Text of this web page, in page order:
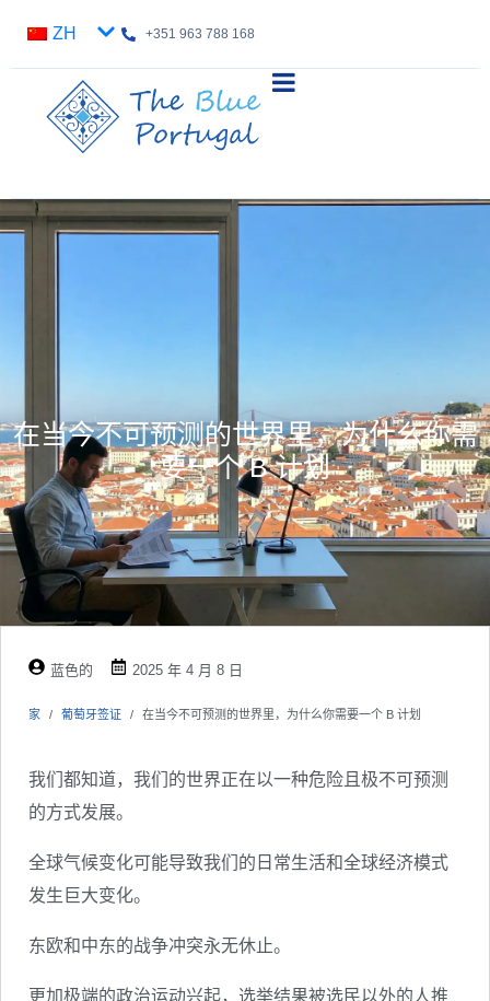
ZH +351 963 788 168
在当今不可预测的世界里，为什么你需
要一个 B 计划
蓝色的 2025 年 4 月 8 日
家 葡萄牙签证 在当今不可预测的世界里，为什么你需要一个 B 计划
我们都知道，我们的世界正在以一种危险且极不可预测
的方式发展。
全球气候变化可能导致我们的日常生活和全球经济模式
发生巨大变化。
东欧和中东的战争冲突永无休止。
更加极端的政治运动兴起，选举结果被选民以外的人推